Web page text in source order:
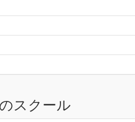
スクール